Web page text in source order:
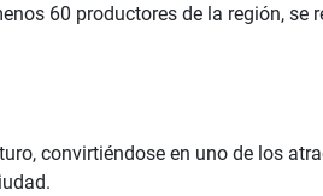
60 productores de la región, se
convirtiéndose en uno de los